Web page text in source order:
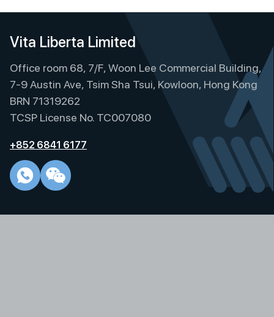
a
v
e
Vita Liberta Limited
Office room 68, 7/F, Woon Lee Commercial Building,
7-9 Austin Ave, Tsim Sha Tsui, Kowloon, Hong Kong
BRN 71319262
TCSP License No. TC007080
+852 6841 6177